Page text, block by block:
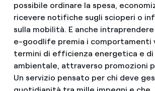
possibile ordinare la spesa,
ricevere notifiche sugli scioperi o
sulla mobilità. E anche
e-goodlife premia i comportamenti
termini di efficienza energetica e
ambientale, attraverso promozioni
Un servizio pensato per chi deve